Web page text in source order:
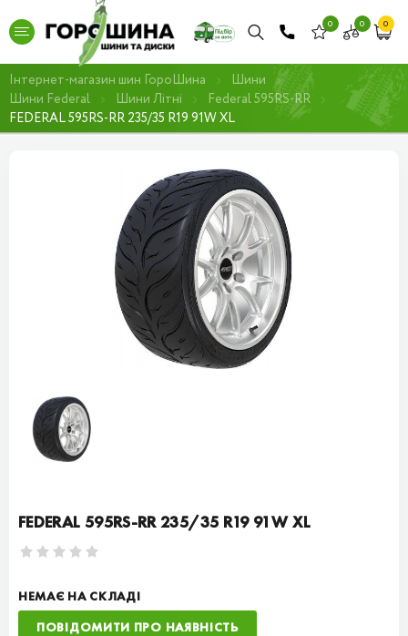
0 0 0
Інтернет-магазин шин ГороШина
Шини
Шини Federal
Шини Літні
Federal 595RS-RR
FEDERAL 595RS-RR 235/35 R19 91W XL
FEDERAL 595RS-RR 235/35 R19 91W XL
НЕМАЄ НА СКЛАДІ
ПОВІДОМИТИ ПРО НАЯВНІСТЬ